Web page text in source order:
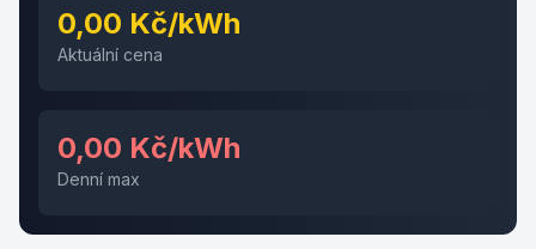
0,00 Kč/kWh
Aktuální cena
0,00 Kč/kWh
Denní max